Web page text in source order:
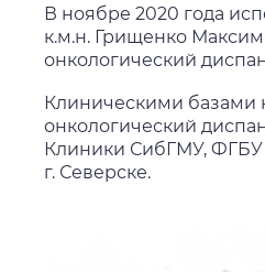
В ноябре 2020 года
к.м.н. Грищенко
онкологический
Клиническими базами
онкологический
Клиники СибГМУ,
г. Северске.